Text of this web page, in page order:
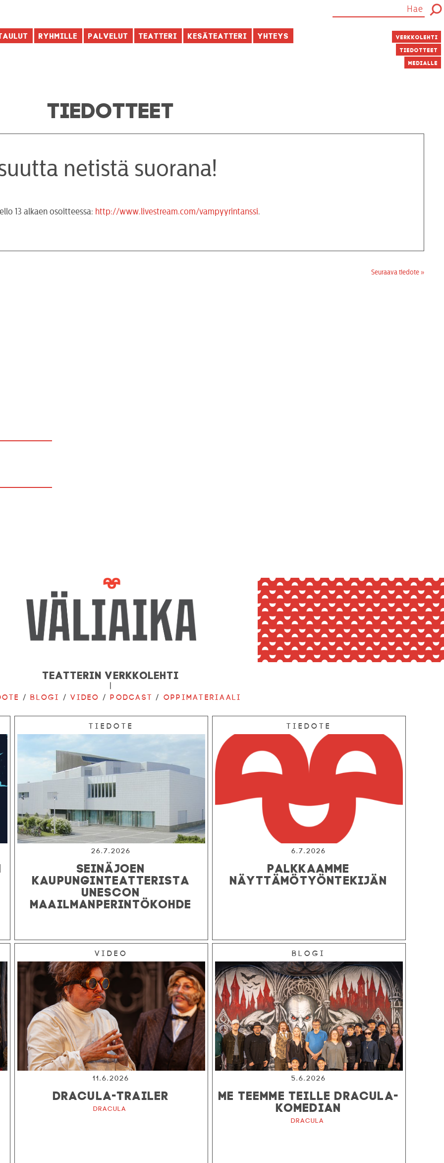
Ryhmille Palvelut Teatteri Kesäteatteri Yhteys Verkkolehti
Tiedotteet
Medialle
TIEDOTTEET
netistä suorana!
13 alkaen osoitteessa: http://www.livestream.com/vampyyrintanssi.
Seuraava tiedote »
Teatterin verkkolehti
|
/Blogi /Video /Podcast / Oppimateriaali
Tiedote
26.7.2026
SEINÄJOEN
KAUPUNGINTEATTERISTA
UNESCON
MAAILMANPERINTÖKOHDE
Tiedote
6.7.2026
PALKKAAMME
NÄYTTÄMÖTYÖNTEKIJÄN
Video
11.6.2026
DRACULA-TRAILER
Dracula
Blogi
5.6.2026
ME TEEMME TEILLE DRACULA-
KOMEDIAN
Dracula